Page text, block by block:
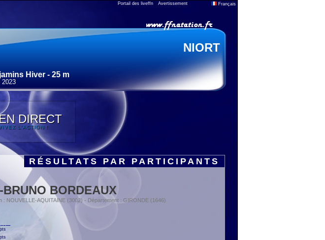
Portail des liveffn Avertissement Français
NIORT
Hiver - 25 m
2023
DIRECT
L'ACTION !
RÉSULTATS PAR PARTICIPANTS
BRUNO BORDEAUX
: NOUVELLE-AQUITAINE (3002) - Département : GIRONDE (1646)